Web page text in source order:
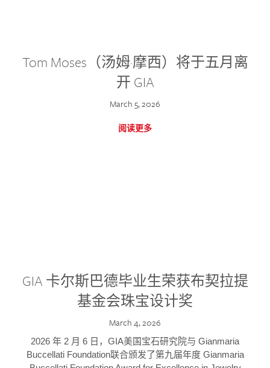
Tom Moses（汤姆·摩西）将于五月离
开 GIA
March 5, 2026
阅读更多
GIA 卡尔斯巴德毕业生荣获布契拉提
基金会珠宝设计奖
March 4, 2026
2026 年 2 月 6 日，GIA美国宝石研究院与 Gianmaria
Buccellati Foundation联合颁发了第九届年度 Gianmaria